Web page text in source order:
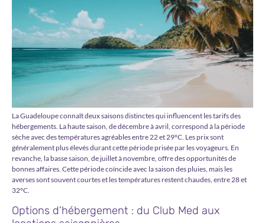
La Guadeloupe connaît deux saisons distinctes qui influencent les tarifs des
hébergements. La haute saison, de décembre à avril, correspond à la période
sèche avec des températures agréables entre 22 et 29°C. Les prix sont
généralement plus élevés durant cette période prisée par les voyageurs. En
revanche, la basse saison, de juillet à novembre, offre des opportunités de
bonnes affaires. Cette période coïncide avec la saison des pluies, mais les
averses sont souvent courtes et les températures restent chaudes, entre 28 et
32°C.
Options d’hébergement : du Club Med aux